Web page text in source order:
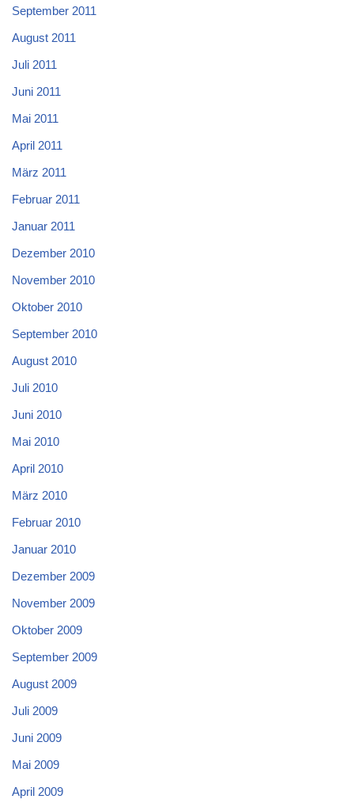
September 2011
August 2011
Juli 2011
Juni 2011
Mai 2011
April 2011
März 2011
Februar 2011
Januar 2011
Dezember 2010
November 2010
Oktober 2010
September 2010
August 2010
Juli 2010
Juni 2010
Mai 2010
April 2010
März 2010
Februar 2010
Januar 2010
Dezember 2009
November 2009
Oktober 2009
September 2009
August 2009
Juli 2009
Juni 2009
Mai 2009
April 2009